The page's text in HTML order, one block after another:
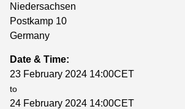
Niedersachsen
Postkamp 10
Germany
Date & Time:
23 February 2024 14:00CET
to
24 February 2024 14:00CET